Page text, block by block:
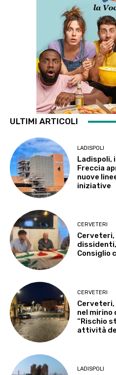
ULTIMI ARTICOLI
LADISPOLI
Ladispoli,
Freccia
nuove
iniziative
CERVETERI
Cerveteri,
Consiglio
CERVETERI
Cerveteri,
nel mirino
“Rischio
attività
LADISPOLI